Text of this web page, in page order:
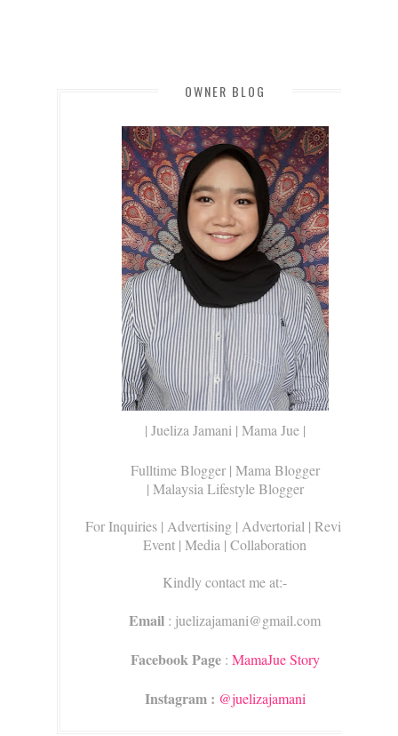
OWNER BLOG
| Jueliza Jamani | Mama Jue |
Fulltime Blogger | Mama Blogger
| Malaysia Lifestyle Blogger
For Inquiries | Advertising | Advertorial | Review |
Event | Media | Collaboration
Kindly contact me at:-
Email : juelizajamani@gmail.com
Facebook Page: MamaJue Story
Instagram : @juelizajamani